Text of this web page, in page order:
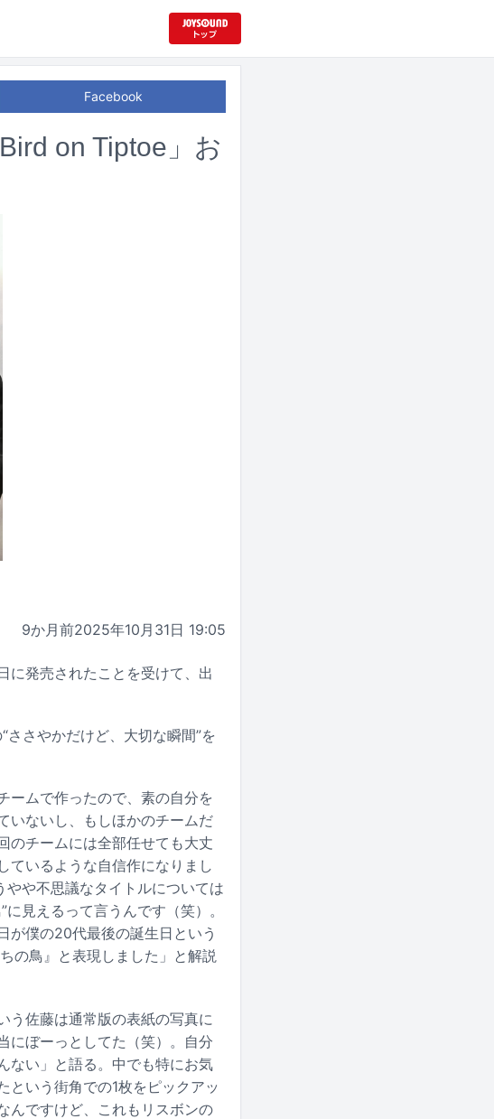
Facebook
on Tiptoe」お
9か月前2025年10月31日 19:05
発売されたことを受けて、出
さやかだけど、大切な瞬間”を
ームで作ったので、素の自分を
いないし、もしほかのチームだ
のチームには全部任せても大丈
ているような自信作になりまし
や不思議なタイトルについては
見えるって言うんです（笑）。
が僕の20代最後の誕生日という
の鳥』と表現しました」と解説
う佐藤は通常版の表紙の写真に
にぼーっとしてた（笑）。自分
ない」と語る。中でも特にお気
という街角での1枚をピックアッ
んですけど、これもリスボンの